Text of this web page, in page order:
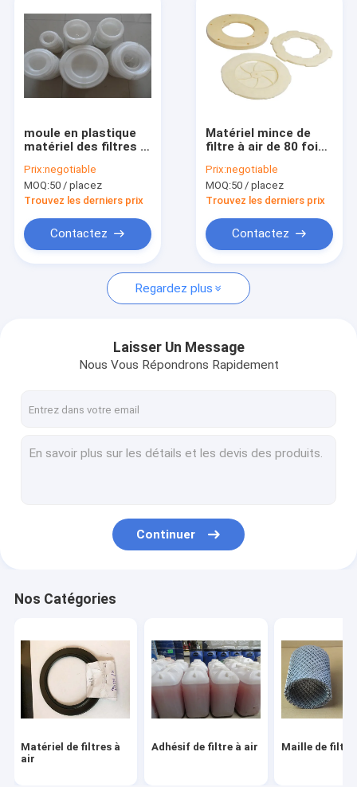
Des produits
Au sujet de nous
Visite d'usine
Demandez une citation
Matériel de filtres à air
Adhésif de filtre à air
élément de filtre à air
Élément filtrant d'acier inoxydable
Filtre de HEPA faisant la machine
Fil pliable Mesh Cage
moule en plastique
matériel des filtres à
de polypropène
Prix:negotiable
MOQ:50 / placez
Trouvez les derniers prix
Contactez
Matériel mince de
filtre à air de 80 fois,
de survêtement de
polypropylène
Prix:negotiable
MOQ:50 / placez
Trouvez les derniers prix
Contactez
Regardez plus
Laisser Un Message
Nous Vous Répondrons Rapidement
Continuer
Nos Catégories
Matériel de filtres à
air
Adhésif de filtre à air Maille de filtre